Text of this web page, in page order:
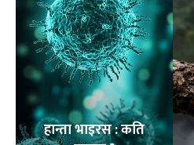
हान्ता भाइरस : कति